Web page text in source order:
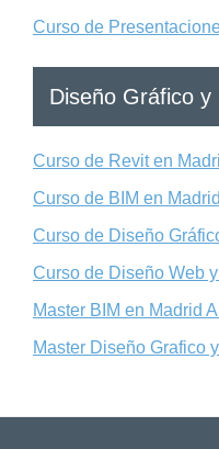
Curso de
Diseño Gráfico
Curso de Revit en
Curso de BIM en Madrid
Curso de Diseño
Curso de Diseño Web
Master BIM en Madrid
Master Diseño Grafico